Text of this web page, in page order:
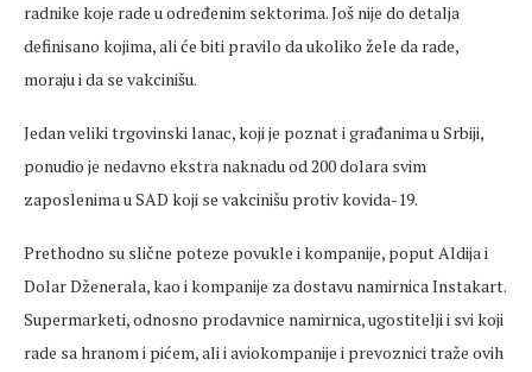
radnike koje rade u određenim sektorima. Još nije do detalja
definisano kojima, ali će biti pravilo da ukoliko žele da rade,
moraju i da se vakcinišu.
Jedan veliki trgovinski lanac, koji je poznat i građanima u Srbiji,
ponudio je nedavno ekstra naknadu od 200 dolara svim
zaposlenima u SAD koji se vakcinišu protiv kovida-19.
Prethodno su slične poteze povukle i kompanije, poput Aldija i
Dolar Dženerala, kao i kompanije za dostavu namirnica Instakart.
Supermarketi, odnosno prodavnice namirnica, ugostitelji i svi koji
rade sa hranom i pićem, ali i aviokompanije i prevoznici traže ovih